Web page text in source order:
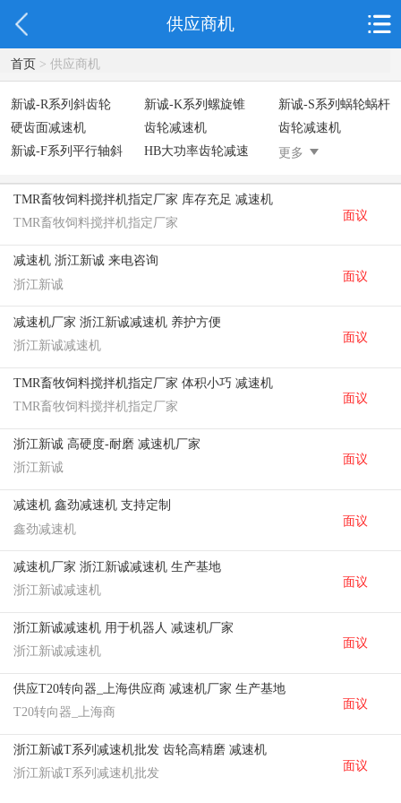
供应商机
首页> 供应商机
新诚-R系列斜齿轮
硬齿面减速机
新诚-K系列螺旋锥
齿轮减速机
新诚-S系列蜗轮蜗杆
齿轮减速机
新诚-F系列平行轴斜
HB大功率齿轮减速
减速机汇总
RX系列斜齿轮硬齿
面减速机
NMRV蜗轮蜗杆减速
机
非标定制系列减速
机
T系列螺旋锥齿轮转
向箱
更多
TMR畜牧饲料搅拌机指定厂家 库存充足 减速机
TMR畜牧饲料搅拌机指定厂家
面议
减速机 浙江新诚 来电咨询
浙江新诚
面议
减速机厂家 浙江新诚减速机 养护方便
浙江新诚减速机
面议
TMR畜牧饲料搅拌机指定厂家 体积小巧 减速机
TMR畜牧饲料搅拌机指定厂家
面议
浙江新诚 高硬度-耐磨 减速机厂家
浙江新诚
面议
减速机 鑫劲减速机 支持定制
鑫劲减速机
面议
减速机厂家 浙江新诚减速机 生产基地
浙江新诚减速机
面议
浙江新诚减速机 用于机器人 减速机厂家
浙江新诚减速机
面议
供应T20转向器_上海供应商 减速机厂家 生产基地
T20转向器_上海商
面议
浙江新诚T系列减速机批发 齿轮高精磨 减速机
浙江新诚T系列减速机批发
面议